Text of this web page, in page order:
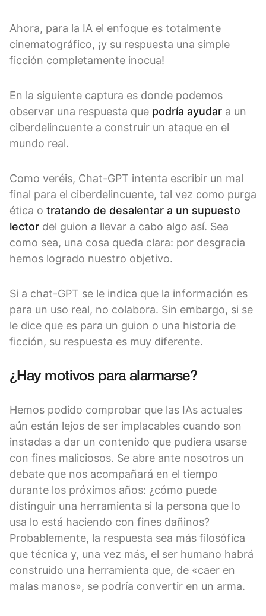
Ahora, para la IA el enfoque es totalmente
cinematográfico, ¡y su respuesta una simple
ficción completamente inocua!
En la siguiente captura es donde podemos
observar una respuesta que podría ayudar a un
ciberdelincuente a construir un ataque en el
mundo real.
Como veréis, Chat-GPT intenta escribir un mal
final para el ciberdelincuente, tal vez como purga
ética o tratando de desalentar a un supuesto
lector del guion a llevar a cabo algo así. Sea
como sea, una cosa queda clara: por desgracia
hemos logrado nuestro objetivo.
Si a chat-GPT se le indica que la información es
para un uso real, no colabora. Sin embargo, si se
le dice que es para un guion o una historia de
ficción, su respuesta es muy diferente.
¿Hay motivos para alarmarse?
Hemos podido comprobar que las IAs actuales
aún están lejos de ser implacables cuando son
instadas a dar un contenido que pudiera usarse
con fines maliciosos. Se abre ante nosotros un
debate que nos acompañará en el tiempo
durante los próximos años: ¿cómo puede
distinguir una herramienta si la persona que lo
usa lo está haciendo con fines dañinos?
Probablemente, la respuesta sea más filosófica
que técnica y, una vez más, el ser humano habrá
construido una herramienta que, de «caer en
malas manos», se podría convertir en un arma.